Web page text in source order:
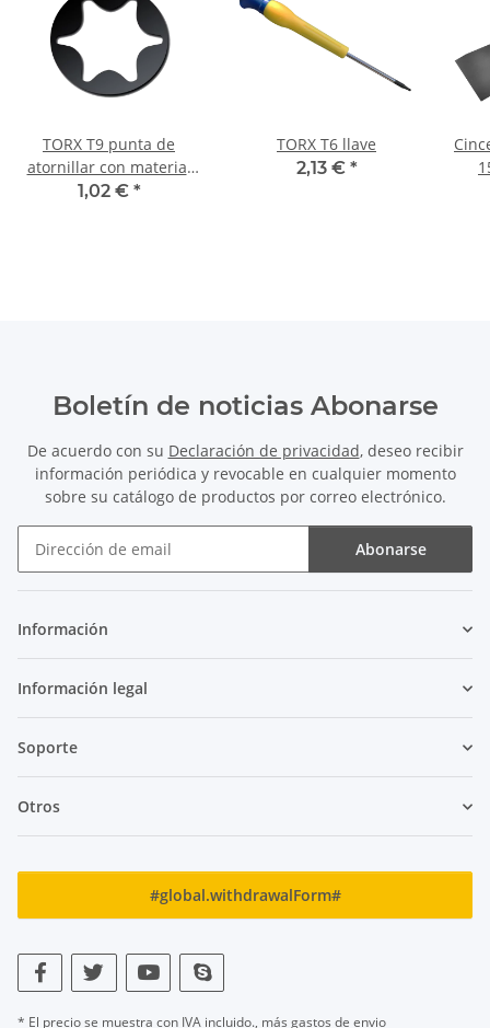
TORX T9 punta de
atornillar con material
25 mm
1,02 € *
TORX T6 llave
2,13 € *
Boletín de noticias Abonarse
De acuerdo con su Declaración de privacidad, deseo recibir
información periódica y revocable en cualquier momento
sobre su catálogo de productos por correo electrónico.
Abonarse
Información
Información legal
Soporte
Otros
#global.withdrawalForm#
* El precio se muestra con IVA incluido., más gastos de envio